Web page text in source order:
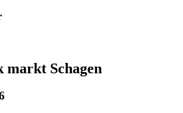
markt Schagen